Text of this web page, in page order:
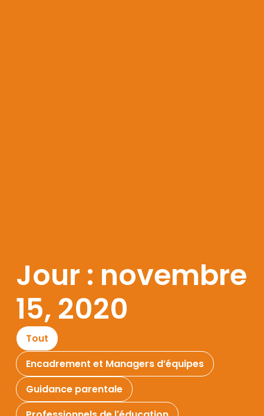
Jour : novembre
15, 2020
Encadrement et Managers d’équipes
Guidance parentale
Tout